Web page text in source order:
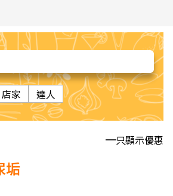
店家 達人
只顯示優惠
垢